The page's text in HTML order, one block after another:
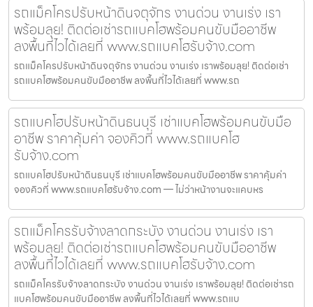
รถแม็คโครปรับหน้าดินจตุจักร งานด่วน งานเร่ง เรา
พร้อมลุย! ติดต่อเช่ารถแบคโฮพร้อมคนขับมืออาชีพ
ลงพื้นที่ไวได้เลยที่ www.รถแบคโฮรับจ้าง.com
รถแม็คโครปรับหน้าดินจตุจักร งานด่วน งานเร่ง เราพร้อมลุย! ติดต่อเช่า
รถแบคโฮพร้อมคนขับมืออาชีพ ลงพื้นที่ไวได้เลยที่ www.รถ
รถแบคโฮปรับหน้าดินธนบุรี เช่าแบคโฮพร้อมคนขับมือ
อาชีพ ราคาคุ้มค่า จองคิวที่ www.รถแบคโฮ
รับจ้าง.com
รถแบคโฮปรับหน้าดินธนบุรี เช่าแบคโฮพร้อมคนขับมืออาชีพ ราคาคุ้มค่า
จองคิวที่ www.รถแบคโฮรับจ้าง.com — ไม่ว่าหน้างานจะแคบหร
รถแม็คโครรับจ้างลาดกระบัง งานด่วน งานเร่ง เรา
พร้อมลุย! ติดต่อเช่ารถแบคโฮพร้อมคนขับมืออาชีพ
ลงพื้นที่ไวได้เลยที่ www.รถแบคโฮรับจ้าง.com
รถแม็คโครรับจ้างลาดกระบัง งานด่วน งานเร่ง เราพร้อมลุย! ติดต่อเช่ารถ
แบคโฮพร้อมคนขับมืออาชีพ ลงพื้นที่ไวได้เลยที่ www.รถแบ